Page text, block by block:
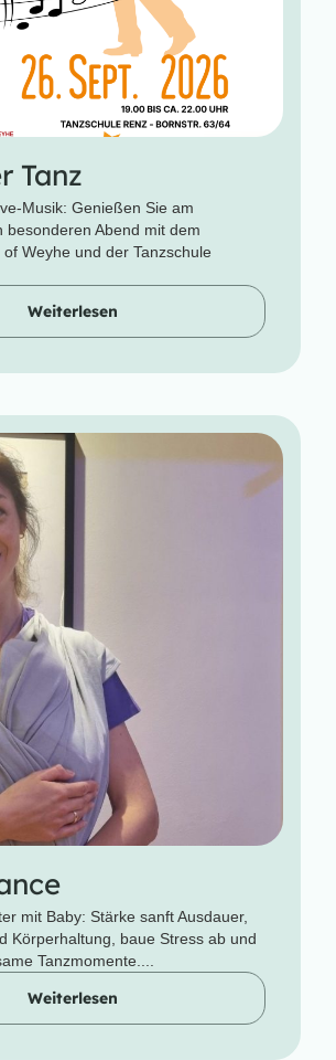
Tanz
Musik: Genießen Sie am
besonderen Abend mit dem
Weyhe und der Tanzschule
Weiterlesen
mit Baby: Stärke sanft Ausdauer,
Körperhaltung, baue Stress ab und
Tanzmomente....
Weiterlesen